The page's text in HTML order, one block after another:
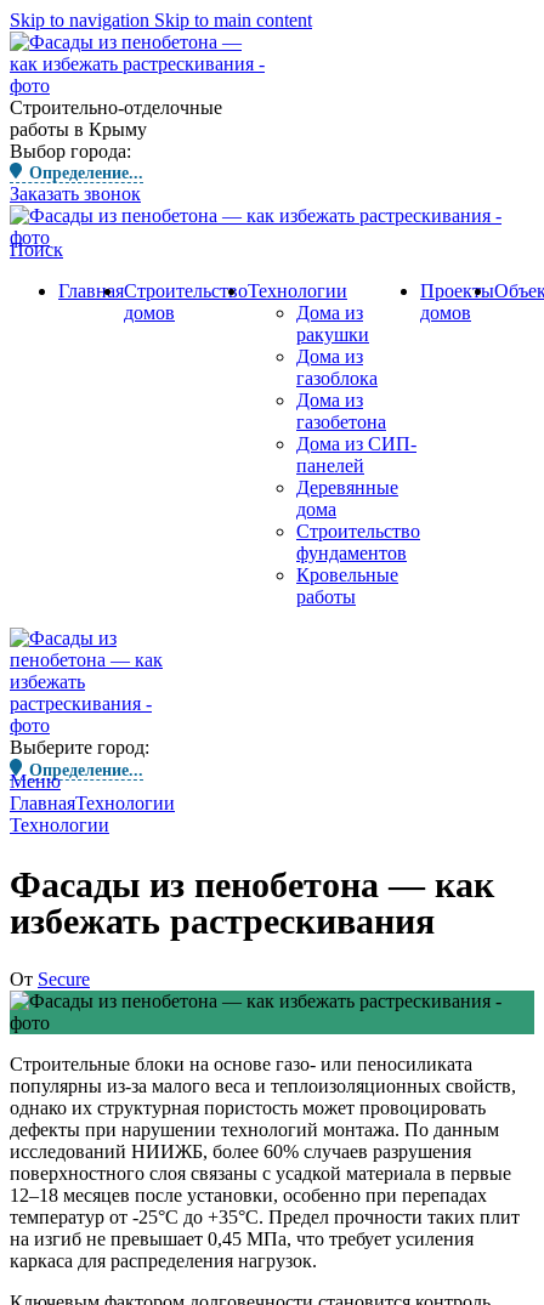
Skip to navigation Skip to main content
Строительно-отделочные
работы в Крыму
Выбор города:
Определение...
Заказать звонок
Поиск
ГлавнаяСтроительство
домов
Технологии
Дома из
ракушки
Дома из
газоблока
Дома из
газобетона
Дома из СИП-
панелей
Деревянные
дома
Строительство
фундаментов
Кровельные
работы
Проекты
домов
Выберите город:
Определение...
Меню
ГлавнаяТехнологии
Технологии
Фасады из пенобетона — как
избежать растрескивания
От Secure
Строительные блоки на основе газо- или пеносиликата
популярны из-за малого веса и теплоизоляционных свойств,
однако их структурная пористость может провоцировать
дефекты при нарушении технологий монтажа. По данным
исследований НИИЖБ, более 60% случаев разрушения
поверхностного слоя связаны с усадкой материала в первые
12–18 месяцев после установки, особенно при перепадах
температур от -25°C до +35°C. Предел прочности таких плит
на изгиб не превышает 0,45 МПа, что требует усиления
каркаса для распределения нагрузок.